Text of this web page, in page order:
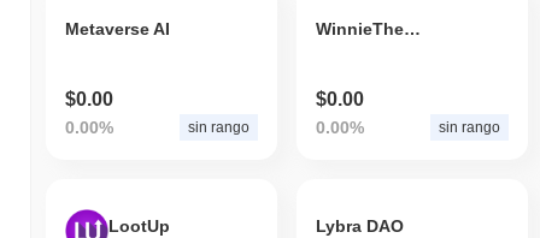
Metaverse AI
$0.00
0.00% sin rango
WinnieThePooh
$0.00
0.00% sin rango
LootUp Lybra DAO